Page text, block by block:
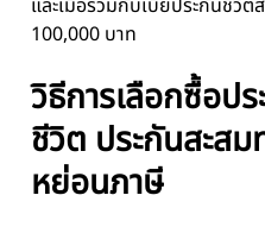
และเมื่อรวมกับเบี้ยประกันชีวิ
100,000 บาท
วิธีการเลือกซื้อป
ชีวิต ประกันสะส
หย่อนภาษี